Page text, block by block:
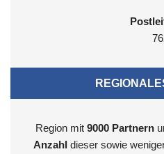
Region mit 9000 Partnern
Anzahl dieser sowie